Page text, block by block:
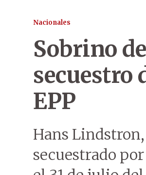
Nacionales
Sobrino
secuestro
EPP
Hans
secuestrado